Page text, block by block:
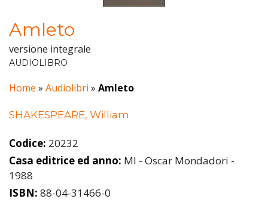
Amleto
versione integrale
AUDIOLIBRO
Home » Audiolibri » Amleto
SHAKESPEARE, William
Codice: 20232
Casa editrice ed anno: MI - Oscar Mondadori -
1988
ISBN: 88-04-31466-0